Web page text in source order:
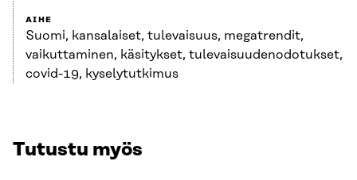
AIHE
Suomi, kansalaiset, tulevaisuus, megatrendit,
vaikuttaminen, käsitykset, tulevaisuudenodotukset,
covid-19, kyselytutkimus
Tutustu myös